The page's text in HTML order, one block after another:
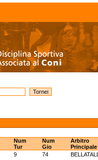
Num
Tur
Num
Gio
Arbitro
Principale
9 74